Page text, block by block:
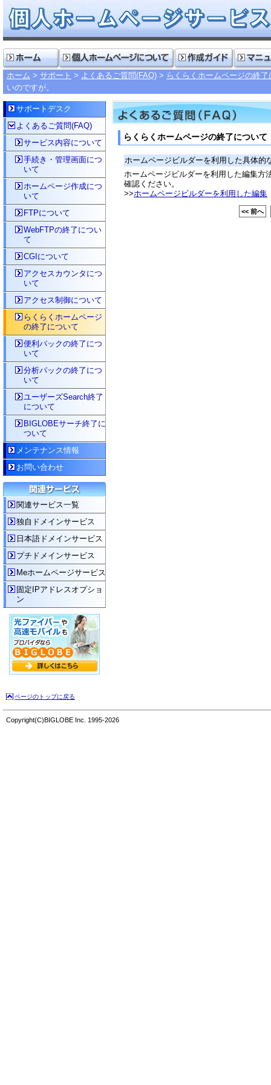
ホーム サポート よくあるご質問(FAQ)
らくらくホームページの終了
いのですが。
らくらくホームページの終了について
ホームページビルダーを利用した具体的
ホームページビルダーを利用した編集方
確認ください。
>>ホームページビルダーを利用した編集
<< 前へ
サポートデスク
よくあるご質問(FAQ)
サービス内容について
手続き・管理画面につ
いて
ホームページ作成につ
いて
FTPについて
WebFTPの終了につい
て
CGIについて
アクセスカウンタにつ
いて
アクセス制御について
らくらくホームページ
の終了について
便利パックの終了につ
いて
分析パックの終了につ
いて
ユーザーズSearch終了
について
BIGLOBEサーチ終了に
ついて
メンテナンス情報
お問い合わせ
関連サービス一覧
独自ドメインサービス
日本語ドメインサービス
プチドメインサービス
Meホームページサービス
固定IPアドレスオプショ
ン
ページのトップに戻る
Copyright(C)BIGLOBE Inc. 1995-2026